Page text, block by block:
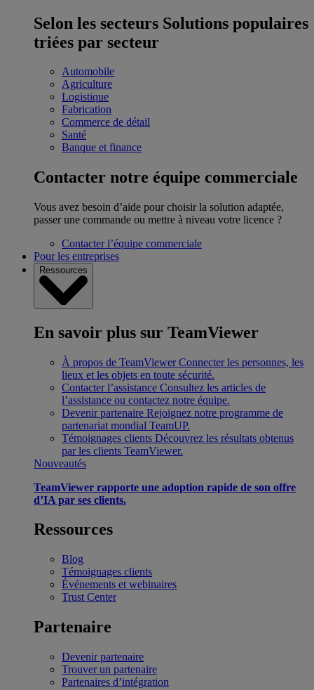
Selon les secteurs Solutions populaires
triées par secteur
Automobile
Agriculture
Logistique
Fabrication
Commerce de détail
Santé
Banque et finance
Contacter notre équipe commerciale
Vous avez besoin d’aide pour choisir la solution adaptée,
passer une commande ou mettre à niveau votre licence ?
Contacter l’équipe commerciale
Pour les entreprises
Ressources
En savoir plus sur TeamViewer
À propos de TeamViewer Connecter les personnes, les
lieux et les objets en toute sécurité.
Contacter l’assistance Consultez les articles de
l’assistance ou contactez notre équipe.
Devenir partenaire Rejoignez notre programme de
partenariat mondial TeamUP.
Témoignages clients Découvrez les résultats obtenus
par les clients TeamViewer.
Nouveautés
TeamViewer rapporte une adoption rapide de son offre
d’IA par ses clients.
Ressources
Blog
Témoignages clients
Événements et webinaires
Trust Center
Partenaire
Devenir partenaire
Trouver un partenaire
Partenaires d’intégration